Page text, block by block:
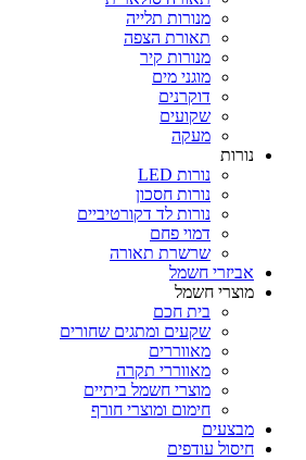
מנורות תלייה
תאורת הצפה
מנורות קיר
מוגני מים
דוקרנים
שקועים
מעקה
נורות
נורות LED
נורות חסכון
נורות לד דקורטיביים
דמוי פחם
שרשרת תאורה
אביזרי חשמל
מוצרי חשמל
בית חכם
שקעים ומתגים שחורים
מאווררים
מאווררי תקרה
מוצרי חשמל ביתיים
חימום ומוצרי חורף
מבצעים
חיסול עודפים